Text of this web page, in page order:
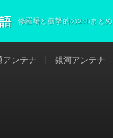
修羅場と衝撃的の2chまとめ
アンテナ 銀河アンテナ